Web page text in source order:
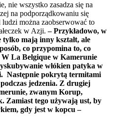
nie wszystko zasadza się na
na podporządkowaniu się
można zaobserwować to
w Azji.– Przykładowo, w
mają inny kształt, ale
co przypomina to, co
La Belgique w Kamerunie
włókien patyka w
Następnie pokrytą termitami
jedzenia. Z drugiej
zwanym Korup,
Zamiast tego używają ust, by
gdy jest w kopcu –